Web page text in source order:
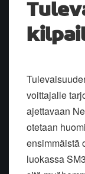
voittajalle
ajettavaan
otetaan
ensimmäistä
luokassa